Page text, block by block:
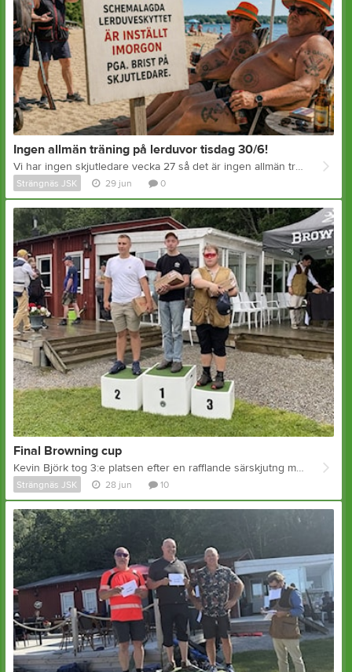
Ingen allmän träning på lerduvor tisdag 30/6!
Vi har ingen skjutledare vecka 27 så det är ingen allmän träning på lerduvor tisdagen den 30/6.
Strängnäs JSK 29 jun 0
Final Browning cup
Kevin Björk tog 3:e platsen efter en rafflande särskjutng mot Malte Mattila i juniorklassen
Strängnäs JSK 28 jun 10